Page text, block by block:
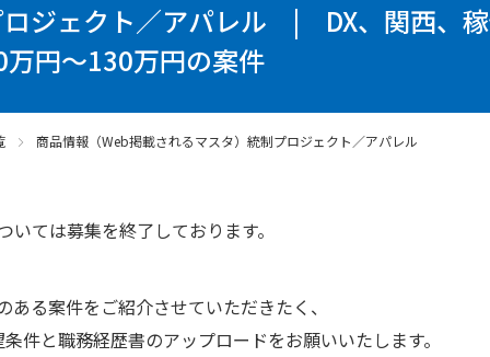
ジェクト／アパレル | DX、関西、
円～130万円の案件
商品情報（Web掲載されるマスタ）統制プロジェクト／アパレル
いては募集を終了しております。
ある案件を ご紹介させていただきたく、
条件と職務経歴書のアップロードをお願いいたします。